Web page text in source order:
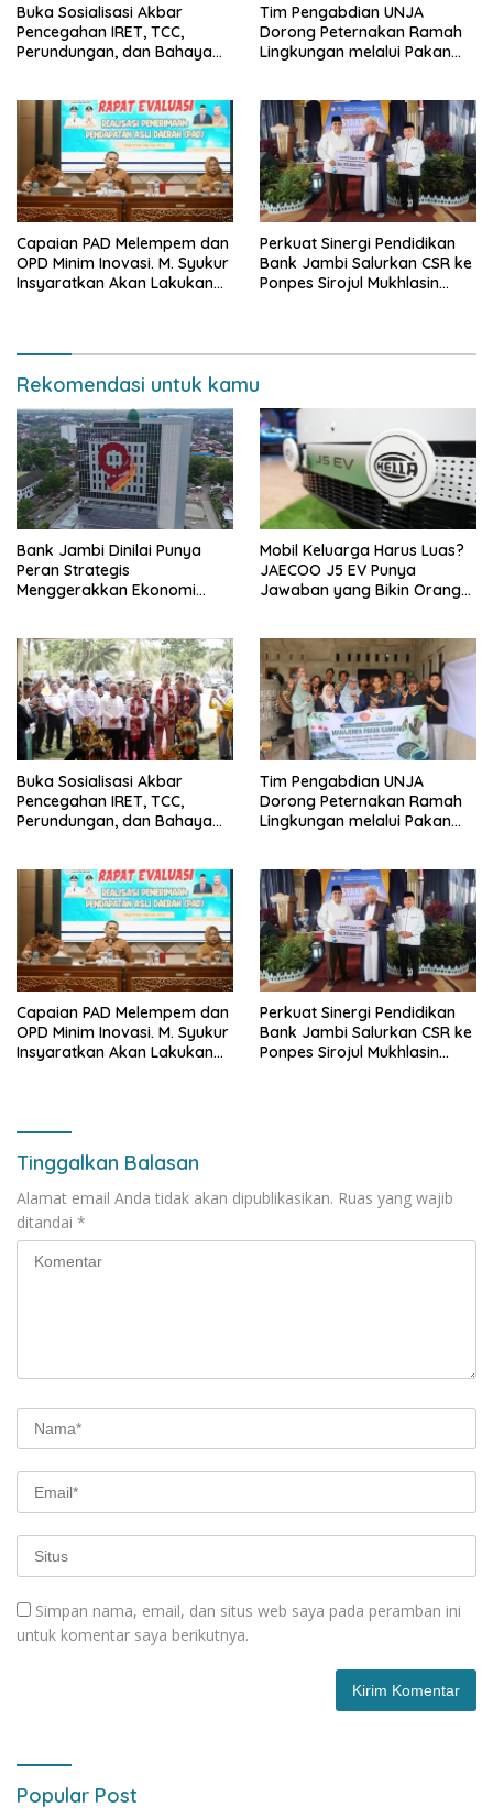
Buka Sosialisasi Akbar
Pencegahan IRET, TCC,
Perundungan, dan Bahaya
bisa jaga diri, 60% masa
depan sudah ada di tangan”
Tim Pengabdian UNJA
Dorong Peternakan Ramah
Lingkungan melalui Pakan
Capaian PAD Melempem dan
OPD Minim Inovasi. M. Syukur
Insyaratkan Akan Lakukan
Perkuat Sinergi Pendidikan
Bank Jambi Salurkan CSR ke
Ponpes Sirojul Mukhlasin
Rekomendasi untuk kamu
Bank Jambi Dinilai Punya
Peran Strategis
Menggerakkan Ekonomi
Mobil Keluarga Harus Luas?
JAECOO J5 EV Punya
Jawaban yang Bikin Orang
Buka Sosialisasi Akbar
Pencegahan IRET, TCC,
Perundungan, dan Bahaya
bisa jaga diri, 60% masa
depan sudah ada di tangan”
Tim Pengabdian UNJA
Dorong Peternakan Ramah
Lingkungan melalui Pakan
Capaian PAD Melempem dan
OPD Minim Inovasi. M. Syukur
Insyaratkan Akan Lakukan
Perkuat Sinergi Pendidikan
Bank Jambi Salurkan CSR ke
Ponpes Sirojul Mukhlasin
Tinggalkan Balasan
Alamat email Anda tidak akan dipublikasikan. Ruas yang wajib
ditandai *
Simpan nama, email, dan situs web saya pada peramban ini
untuk komentar saya berikutnya.
Popular Post